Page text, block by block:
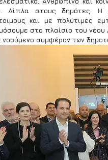
Δίπλα στους δημότες. Η
και με πολύτιμες
στο πλαίσιο του νέου
νοούμενο συμφέρον των